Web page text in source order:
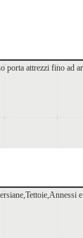
porta attrezzi fino ad